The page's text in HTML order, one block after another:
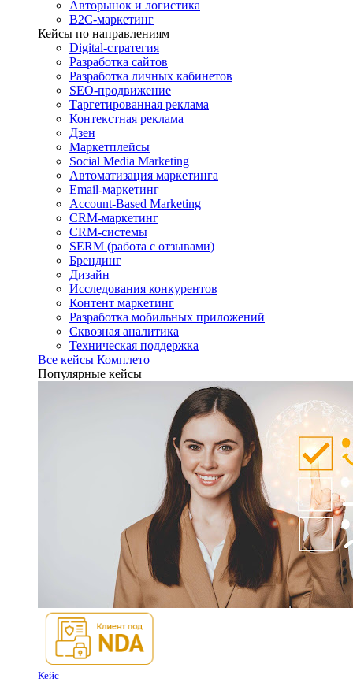
Авторынок и логистика
B2С-маркетинг
Кейсы по направлениям
Digital-стратегия
Разработка сайтов
Разработка личных кабинетов
SEO-продвижение
Таргетированная реклама
Контекстная реклама
Дзен
Маркетплейсы
Social Media Marketing
Автоматизация маркетинга
Email-маркетинг
Account-Based Marketing
CRM-маркетинг
CRM-системы
SERM (работа с отзывами)
Брендинг
Дизайн
Исследования конкурентов
Контент маркетинг
Разработка мобильных приложений
Сквозная аналитика
Техническая поддержка
Все кейсы Комплето
Популярные кейсы
Кейс